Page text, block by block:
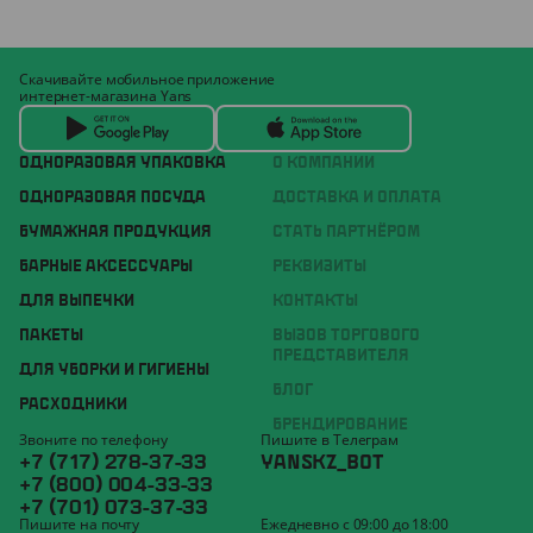
ОДНОРАЗОВАЯ УПАКОВКА
ОДНОРАЗОВАЯ ПОСУДА
БУМАЖНАЯ ПРОДУКЦИЯ
БАРНЫЕ АКСЕССУАРЫ
ДЛЯ ВЫПЕЧКИ
ПАКЕТЫ
ДЛЯ УБОРКИ И ГИГИЕНЫ
РАСХОДНИКИ
О КОМПАНИИ
ДОСТАВКА И ОПЛАТА
СТАТЬ ПАРТНЁРОМ
РЕКВИЗИТЫ
КОНТАКТЫ
ВЫЗОВ ТОРГОВОГО
ПРЕДСТАВИТЕЛЯ
БЛОГ
БРЕНДИРОВАНИЕ
Скачивайте мобильное приложение
интернет-магазина Yans
Звоните по телефону
+7 (717) 278-37-33
+7 (800) 004-33-33
+7 (701) 073-37-33
Пишите в Телеграм
YANSKZ_BOT
Пишите на почту Ежедневно с 09:00 до 18:00